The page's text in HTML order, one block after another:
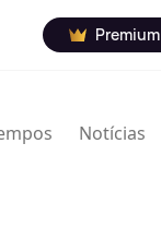
Premium
Notícias